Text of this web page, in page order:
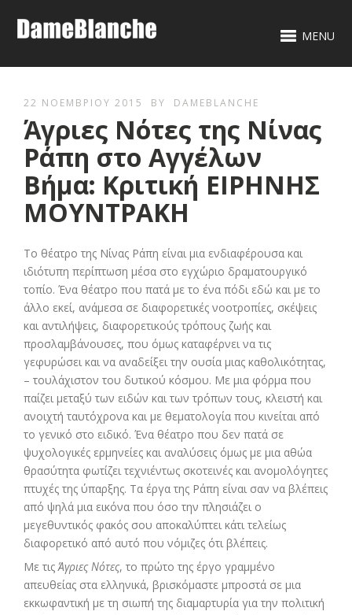
MENU
22 ΝΟΕΜΒΡΊΟΥ 2015 BY DAMEBLANCHE
Άγριες Νότες της Νίνας
Ράπη στο Αγγέλων
Βήμα: Κριτική ΕΙΡΗΝΗΣ
ΜΟΥΝΤΡΑΚΗ
Το θέατρο της Νίνας Ράπη είναι μια ενδιαφέρουσα και
ιδιότυπη περίπτωση μέσα στο εγχώριο δραματουργικό
τοπίο. Ένα θέατρο που πατά με το ένα πόδι εδώ και με το
άλλο εκεί, ανάμεσα σε διαφορετικές νοοτροπίες, σκέψεις
και αντιλήψεις, διαφορετικούς τρόπους ζωής και
προσλαμβάνουσες, που όμως καταφέρνει να τις
γεφυρώσει και να αναδείξει την ουσία μιας καθολικότητας,
– τουλάχιστον του δυτικού κόσμου. Με μια φόρμα που
παίζει μεταξύ των ειδών και των τρόπων τους, κλειστή και
ανοιχτή ταυτόχρονα και με θεματολογία που κινείται από
το γενικό στο ειδικό. Ένα θέατρο που δεν πατά σε
ψυχολογικές ερμηνείες και αναλύσεις όμως με μια αθώα
θρασύτητα φωτίζει τεχνιέντως σκοτεινές και ανομολόγητες
πτυχές της ύπαρξης. Τα έργα της Ράπη είναι σαν να βλέπεις
από ψηλά μια εικόνα που όσο την πλησιάζει ο
μεγεθυντικός φακός σου αποκαλύπτει κάτι τελείως
διαφορετικό από αυτό που νόμιζες ότι βλέπεις.
Με τιςΆγριες Νότες, το πρώτο της έργο γραμμένο
απευθείας στα ελληνικά, βρισκόμαστε μπροστά σε μια
εκκωφαντική με τη σιωπή της διαμαρτυρία για την πολιτική